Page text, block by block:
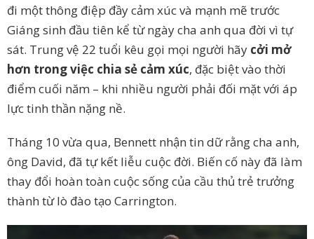
đi một thông điệp đầy cảm xúc và mạnh mẽ trước
Giáng sinh đầu tiên kể từ ngày cha anh qua đời vì tự
sát. Trung vệ 22 tuổi kêu gọi mọi người hãy cởi mở
hơn trong việc chia sẻ cảm xúc, đặc biệt vào thời
điểm cuối năm – khi nhiều người phải đối mặt với áp
lực tinh thần nặng nề.
Tháng 10 vừa qua, Bennett nhận tin dữ rằng cha anh,
ông David, đã tự kết liễu cuộc đời. Biến cố này đã làm
thay đổi hoàn toàn cuộc sống của cầu thủ trẻ trưởng
thành từ lò đào tạo Carrington.